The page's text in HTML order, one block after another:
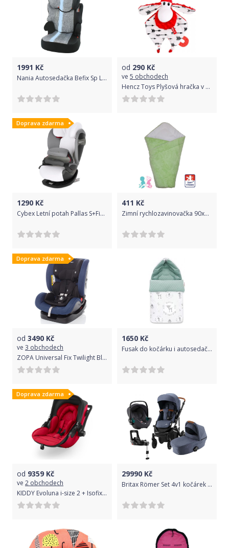
1991 Kč
Nania Autosedačka Befix Sp Linea blue 2020
od 290 Kč
ve 5 obchodech
Hencz Toys Plyšová hračka v kontrastních barvách Sheepi - červená
Doprava zdarma
1290 Kč
Cybex Letní potah Pallas S+Fix/Solution S+Fix
411 Kč
Zimní rychlozavinovačka 90x90cm Lama, zelená
Doprava zdarma
od 3490 Kč
ve 3 obchodech
ZOPA Universal Fix Twilight Blue
1650 Kč
Fusak do kočárku i autosedačky bavlna/Velvet - KOLOUŠEK s mátovou - BabyNellys
Doprava zdarma
od 9359 Kč
ve 2 obchodech
KIDDY Evoluna i-size 2 + Isofix základna 2022 Chili Red
29990 Kč
Britax Römer Set 4v1 kočárek Smile III + hl. korba + autosedačka Baby Safe 3 I-SIZE + báze, Indigo Blue